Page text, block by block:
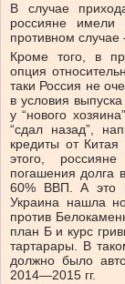
В случае
россияне имели
противном
Кроме того, в
опция
таки Россия не
в условия
у “нового
“сдал назад”,
кредиты от Китая
этого,
погашения долга
60% ВВП. А это
Украина нашла
против
план Б и курс
тартарары. В
должно было
2014—2015 гг.